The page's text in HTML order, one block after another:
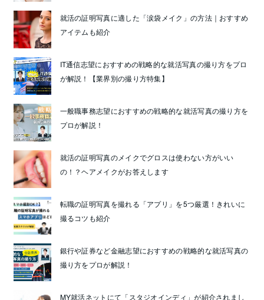
就活の証明写真に適した「涙袋メイク」の方法｜おすすめ
アイテムも紹介
IT通信志望におすすめの戦略的な就活写真の撮り方をプロ
が解説！【業界別の撮り方特集】
一般職事務志望におすすめの戦略的な就活写真の撮り方を
プロが解説！
就活の証明写真のメイクでグロスは使わない方がいい
の！？ヘアメイクがお答えします
転職の証明写真を撮れる「アプリ」を5つ厳選！きれいに
撮るコツも紹介
銀行や証券など金融志望におすすめの戦略的な就活写真の
撮り方をプロが解説！
MY就活ネットにて「スタジオインディ」が紹介されまし